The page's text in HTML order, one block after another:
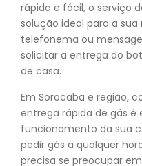
rápida e fácil, o serviço
solução ideal para a
telefonema ou
solicitar a entrega do
de casa.
Em Sorocaba e região,
entrega rápida de gás é
funcionamento da sua
pedir gás a qualquer
precisa se preocupar